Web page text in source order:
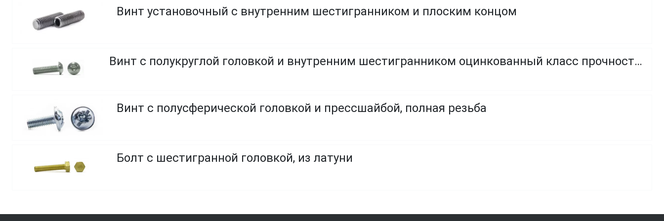
Винт установочный с внутренним шестигранником и плоским концом
Винт с полукруглой головкой и внутренним шестигранником оцинкованный класс прочности 8.8 и 10.9
Винт с полусферической головкой и прессшайбой, полная резьба
Болт с шестигранной головкой, из латуни